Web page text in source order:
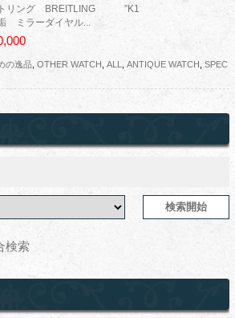
トリング BREITLING ”K1
ミラーダイヤル...
の逸品, OTHER WATCH ALL ANTIQUE WATCH
SPEC
検索